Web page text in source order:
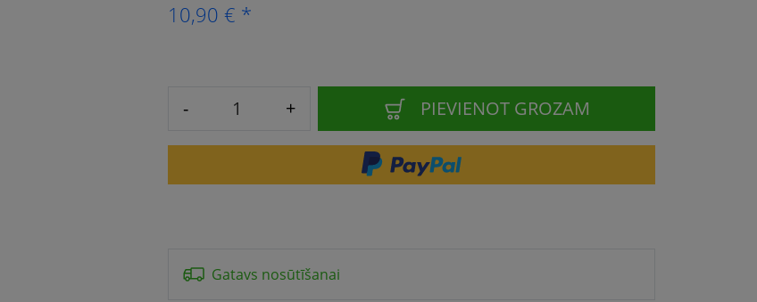
10,90 € *
- + PIEVIENOT GROZAM
Gatavs nosūtīšanai